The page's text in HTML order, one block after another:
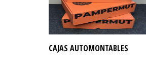
CAJAS AUTOMONTABLES